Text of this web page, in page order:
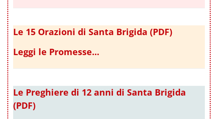
Le 15 Orazioni di Santa Brigida (PDF)
Leggi le Promesse...
Le Preghiere di 12 anni di Santa Brigida
(PDF)